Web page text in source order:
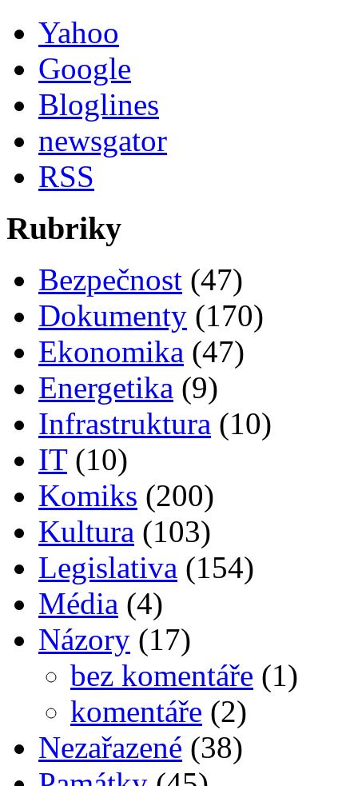
Yahoo
Google
Bloglines
newsgator
RSS
Rubriky
Bezpečnost (47)
Dokumenty (170)
Ekonomika (47)
Energetika (9)
Infrastruktura (10)
IT(10)
Komiks (200)
Kultura (103)
Legislativa (154)
Média (4)
Názory (17)
bez komentáře (1)
komentáře (2)
Nezařazené (38)